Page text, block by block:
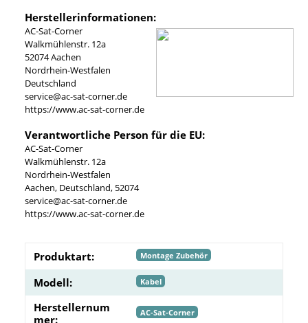
Herstellerinformationen:
AC-Sat-Corner
Walkmühlenstr. 12a
52074 Aachen
Nordrhein-Westfalen
Deutschland
service@ac-sat-corner.de
https://www.ac-sat-corner.de
Verantwortliche Person für die EU:
AC-Sat-Corner
Walkmühlenstr. 12a
Nordrhein-Westfalen
Aachen, Deutschland, 52074
service@ac-sat-corner.de
https://www.ac-sat-corner.de
Produktart: Montage Zubehör
Modell: Kabel
Herstellernum
mer:
AC-Sat-Corner